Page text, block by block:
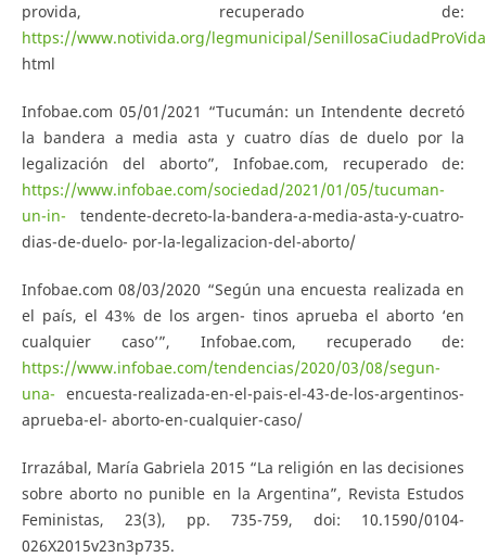
provida, recuperado de:
https://www.notivida.org/legmunicipal/SenillosaCiudadProVida
html
Infobae.com 05/01/2021 “Tucumán: un Intendente decretó
la bandera a media asta y cuatro días de duelo por la
legalización del aborto”, Infobae.com, recuperado de:
https://www.infobae.com/sociedad/2021/01/05/tucuman-
un-in- tendente-decreto-la-bandera-a-media-asta-y-cuatro-
dias-de-duelo- por-la-legalizacion-del-aborto/
Infobae.com 08/03/2020 “Según una encuesta realizada en
el país, el 43% de los argen- tinos aprueba el aborto ‘en
cualquier caso’”, Infobae.com, recuperado de:
https://www.infobae.com/tendencias/2020/03/08/segun-
una- encuesta-realizada-en-el-pais-el-43-de-los-argentinos-
aprueba-el- aborto-en-cualquier-caso/
Irrazábal, María Gabriela 2015 “La religión en las decisiones
sobre aborto no punible en la Argentina”, Revista Estudos
Feministas, 23(3), pp. 735-759, doi: 10.1590/0104-
026X2015v23n3p735.